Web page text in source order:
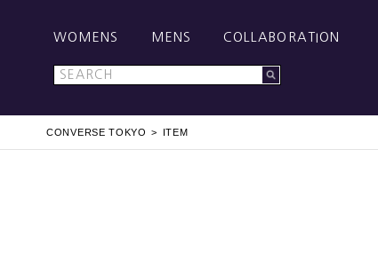
WOMENS MENS COLLABORATION
CONVERSE TOKYO ITEM